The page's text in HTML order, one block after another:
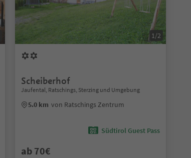
1/2
Scheiberhof
Jaufental, Ratschings, Sterzing und Umgebung
5.0 km von Ratschings Zentrum
Südtirol Guest Pass
ab 70€